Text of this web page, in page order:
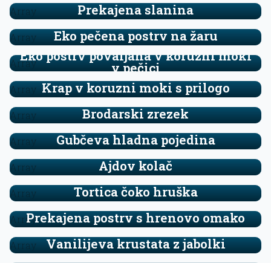
Prekajena slanina
Array
Eko pečena postrv na žaru
Array
Eko postrv povaljana v koruzni moki
v pečici
Array
Krap v koruzni moki s prilogo
Array
Brodarski zrezek
Array
Gubčeva hladna pojedina
Array
Ajdov kolač
Array
Tortica čoko hruška
Array
Prekajena postrv s hrenovo omako
Array
Vanilijeva krustata z jabolki
Array